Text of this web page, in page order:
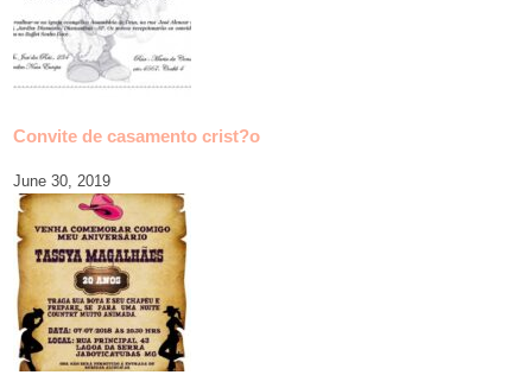
Convite de casamento crist?o
June 30, 2019